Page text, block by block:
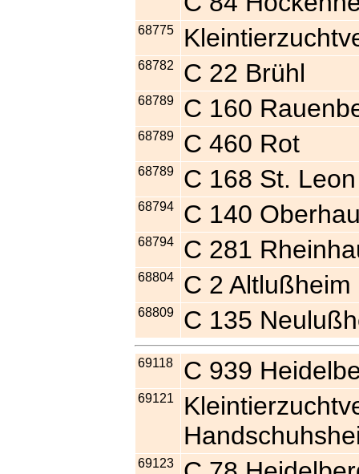
68775
68782 C 22 Brühl
68789 C 160
68789 C 460 Rot
68789 C 168 St. Leon
68794 C 140
68794 C 281
68804 C 2 Altlußheim
68809 C 135
69118 C 939
69121
69123